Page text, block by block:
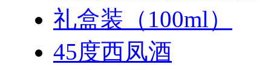
礼盒装（100ml）
45度西凤酒